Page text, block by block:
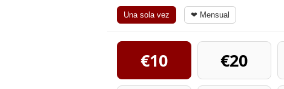
Una sola vez ❤ Mensual
€10 €20